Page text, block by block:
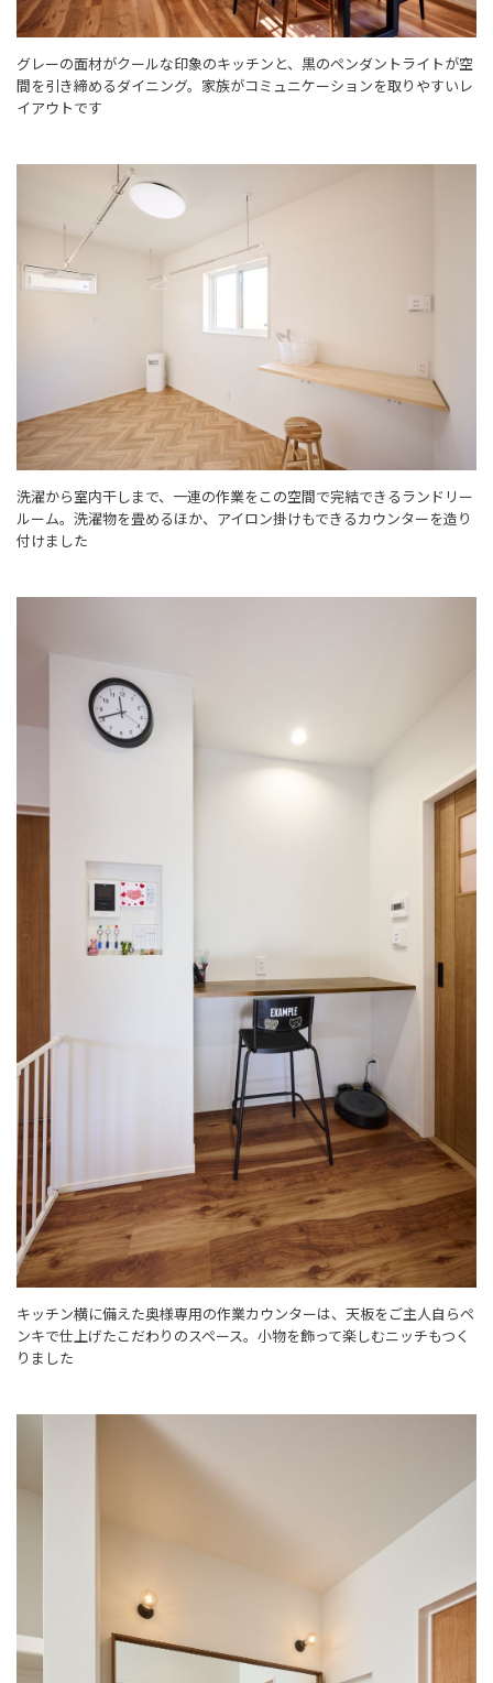
グレーの面材がクールな印象のキッチンと、黒のペンダントライトが空
間を引き締めるダイニング。家族がコミュニケーションを取りやすいレ
イアウトです
洗濯から室内干しまで、一連の作業をこの空間で完結できるランドリー
ルーム。洗濯物を畳めるほか、アイロン掛けもできるカウンターを造り
付けました
キッチン横に備えた奥様専用の作業カウンターは、天板をご主人自らペ
ンキで仕上げたこだわりのスペース。小物を飾って楽しむニッチもつく
りました